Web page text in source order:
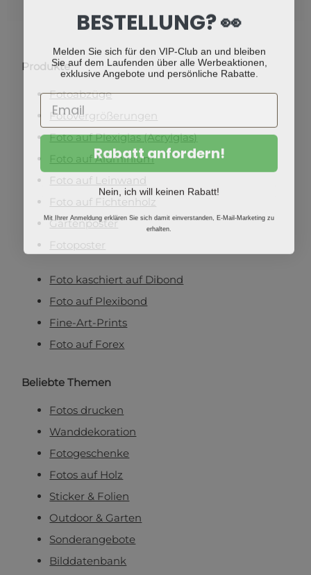
Produkte
Fotoabzüge
Fotovergrößerungen
Foto auf Plexiglas (Acrylglas)
Foto auf Aluminium
Foto auf Leinwand
Foto auf Fichtenholz
Gartenposter
Fotoposter
Foto kaschiert auf Dibond
Foto auf Plexibond
Fine-Art-Prints
Foto auf Forex
Beliebte Themen
Fotos drucken
Wanddekoration
Fotogeschenke
Fotos auf Holz
Sticker & Folien
Outdoor & Garten
Sonderangebote
Bilddatenbank
BESTELLUNG? 👀
Melden Sie sich für den VIP-Club an und bleiben
Sie auf dem Laufenden über alle Werbeaktionen,
exklusive Angebote und persönliche Rabatte.
Rabatt anfordern!
Nein, ich will keinen Rabatt!
Mit Ihrer Anmeldung erklären Sie sich damit einverstanden, E-Mail-Marketing zu
erhalten.